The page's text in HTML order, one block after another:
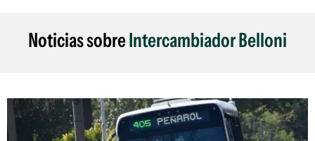
Noticias sobreIntercambiador Belloni